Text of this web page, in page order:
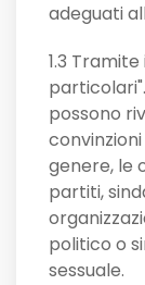
adeguati
1.3
possono
genere, le
partiti,
politico o
sessuale.